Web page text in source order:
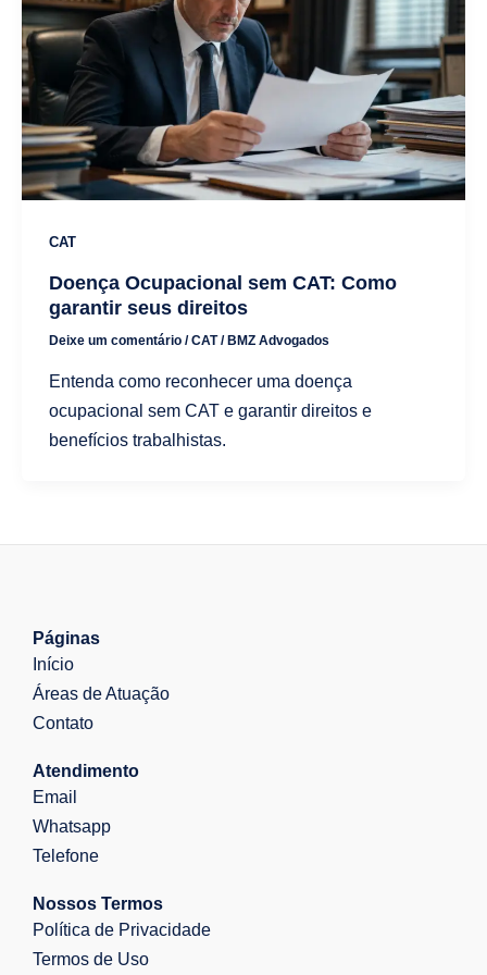
CAT
Doença Ocupacional sem CAT: Como
garantir seus direitos
Deixe um comentário /CAT/ BMZ Advogados
Entenda como reconhecer uma doença
ocupacional sem CAT e garantir direitos e
benefícios trabalhistas.
Páginas
Início
Áreas de Atuação
Contato
Atendimento
Email
Whatsapp
Telefone
Nossos Termos
Política de Privacidade
Termos de Uso